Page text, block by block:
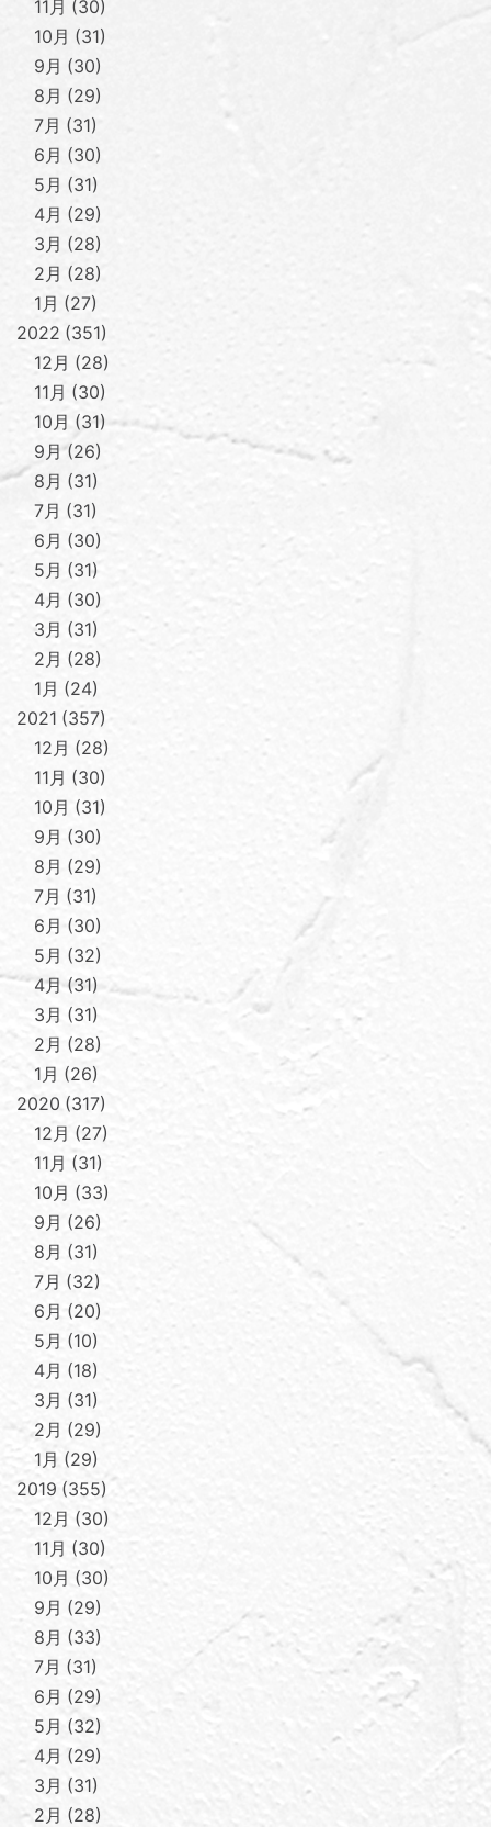
11月
30
10月
31
9月
30
8月
29
7月
31
6月
30
5月
31
4月
29
3月
28
2月
28
1月
27
2022 351
12月
28
11月
30
10月
31
9月
26
8月
31
7月
31
6月
30
5月
31
4月
30
3月
31
2月
28
1月
24
2021 357
12月
28
11月
30
10月
31
9月
30
8月
29
7月
31
6月
30
5月
32
4月
31
3月
31
2月
28
1月
26
2020 317
12月
27
11月
31
10月
33
9月
26
8月
31
7月
32
6月
20
5月
10
4月
18
3月
31
2月
29
1月
29
2019 355
12月
30
11月
30
10月
30
9月
29
8月
33
7月
31
6月
29
5月
32
4月
29
3月
31
2月
28